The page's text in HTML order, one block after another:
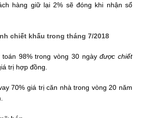
hàng giữ lại 2% sẽ đóng khi nhận sổ
chiết khấu trong tháng 7/2018
toán 98% trong vòng 30 ngàyđược chiết
trị hợp đồng.
70% giá trị căn nhà trong vòng 20 năm